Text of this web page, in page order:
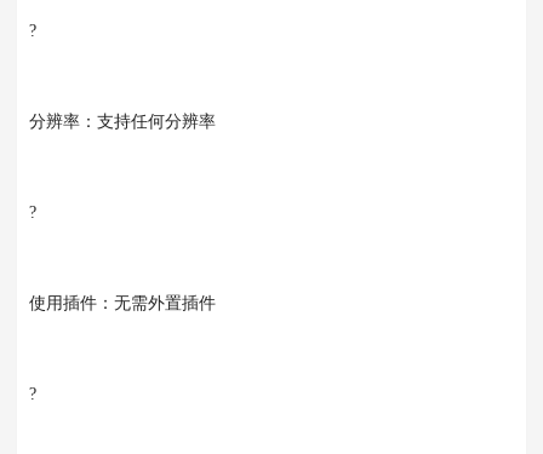
?
分辨率：支持任何分辨率
?
使用插件：无需外置插件
?